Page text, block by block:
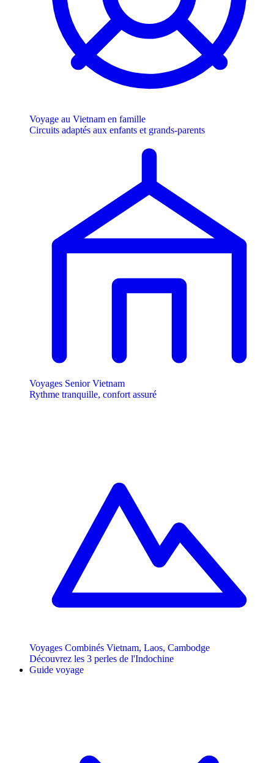
Voyage au Vietnam en famille
Circuits adaptés aux enfants et grands-parents
Voyages Senior Vietnam
Rythme tranquille, confort assuré
Voyages Combinés Vietnam, Laos, Cambodge
Découvrez les 3 perles de l'Indochine
Guide voyage